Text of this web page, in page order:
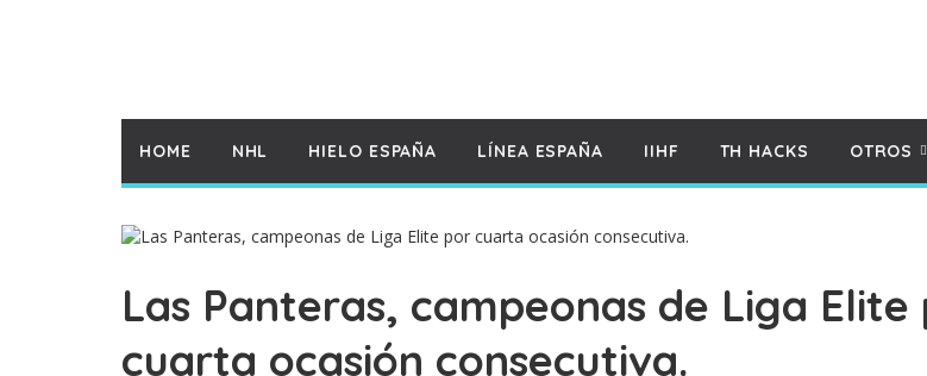
HOME NHL HIELO ESPAÑA LÍNEA ESPAÑA IIHF TH HACKS OTROS
Las Panteras, campeonas de Liga Elite
cuarta ocasión consecutiva.